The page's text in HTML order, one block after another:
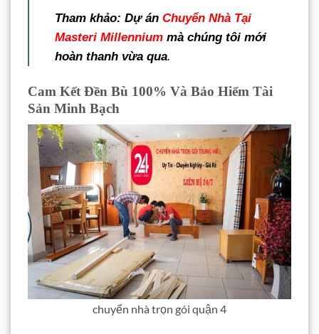
Tham khảo: Dự án Chuyển Nhà Tại
Masteri Millennium mà chúng tôi mới
hoàn thanh vừa qua.
Cam Kết Đền Bù 100% Và Bảo Hiểm Tài
Sản Minh Bạch
chuyển nhà trọn gói quận 4